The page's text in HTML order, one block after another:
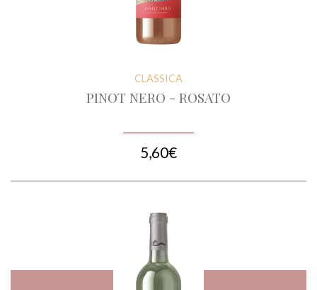
CLASSICA
PINOT NERO - ROSATO
5,60€